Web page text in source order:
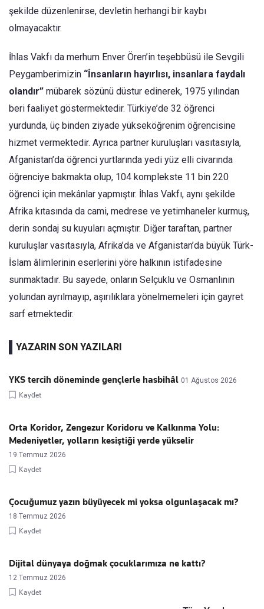
şekilde düzenlenirse, devletin herhangi bir kaybı
olmayacaktır.
İhlas Vakfı da merhum Enver Ören’in teşebbüsü ile Sevgili
Peygamberimizin “İnsanların hayırlısı, insanlara faydalı
olandır” mübarek sözünü düstur edinerek, 1975 yılından
beri faaliyet göstermektedir. Türkiye’de 32 öğrenci
yurdunda, üç binden ziyade yükseköğrenim öğrencisine
hizmet vermektedir. Ayrıca partner kuruluşları vasıtasıyla,
Afganistan’da öğrenci yurtlarında yedi yüz elli civarında
öğrenciye bakmakta olup, 104 komplekste 11 bin 220
öğrenci için mekânlar yapmıştır. İhlas Vakfı, aynı şekilde
Afrika kıtasında da cami, medrese ve yetimhaneler kurmuş,
derin sondaj su kuyuları açmıştır. Diğer taraftan, partner
kuruluşlar vasıtasıyla, Afrika’da ve Afganistan’da büyük Türk-
İslam âlimlerinin eserlerini yöre halkının istifadesine
sunmaktadır. Bu sayede, onların Selçuklu ve Osmanlının
yolundan ayrılmayıp, aşırılıklara yönelmemeleri için gayret
sarf etmektedir.
YAZARIN SON YAZILARI
YKS tercih döneminde gençlerle hasbihâl 01 Ağustos 2026
Kaydet
Orta Koridor, Zengezur Koridoru ve Kalkınma Yolu:
Medeniyetler, yolların kesiştiği yerde yükselir
19 Temmuz 2026
Kaydet
Çocuğumuz yazın büyüyecek mi yoksa olgunlaşacak mı?
18 Temmuz 2026
Kaydet
Dijital dünyaya doğmak çocuklarımıza ne kattı?
12 Temmuz 2026
Kaydet